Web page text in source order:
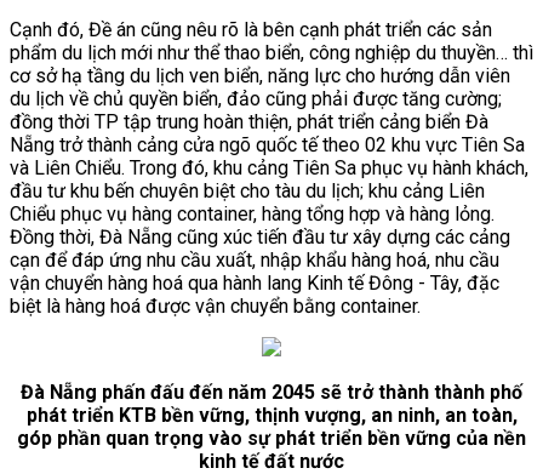
Cạnh đó, Đề án cũng nêu rõ là bên cạnh phát triển các sản
phẩm du lịch mới như thể thao biển, công nghiệp du thuyền… thì
cơ sở hạ tầng du lịch ven biển, năng lực cho hướng dẫn viên
du lịch về chủ quyền biển, đảo cũng phải được tăng cường;
đồng thời TP tập trung hoàn thiện, phát triển cảng biển Đà
Nẵng trở thành cảng cửa ngõ quốc tế theo 02 khu vực Tiên Sa
và Liên Chiểu. Trong đó, khu cảng Tiên Sa phục vụ hành khách,
đầu tư khu bến chuyên biệt cho tàu du lịch; khu cảng Liên
Chiểu phục vụ hàng container, hàng tổng hợp và hàng lỏng.
Đồng thời, Đà Nẵng cũng xúc tiến đầu tư xây dựng các cảng
cạn để đáp ứng nhu cầu xuất, nhập khẩu hàng hoá, nhu cầu
vận chuyển hàng hoá qua hành lang Kinh tế Đông - Tây, đặc
biệt là hàng hoá được vận chuyển bằng container.
Đà Nẵng phấn đấu đến năm 2045 sẽ trở thành thành phố
phát triển KTB bền vững, thịnh vượng, an ninh, an toàn,
góp phần quan trọng vào sự phát triển bền vững của nền
kinh tế đất nước